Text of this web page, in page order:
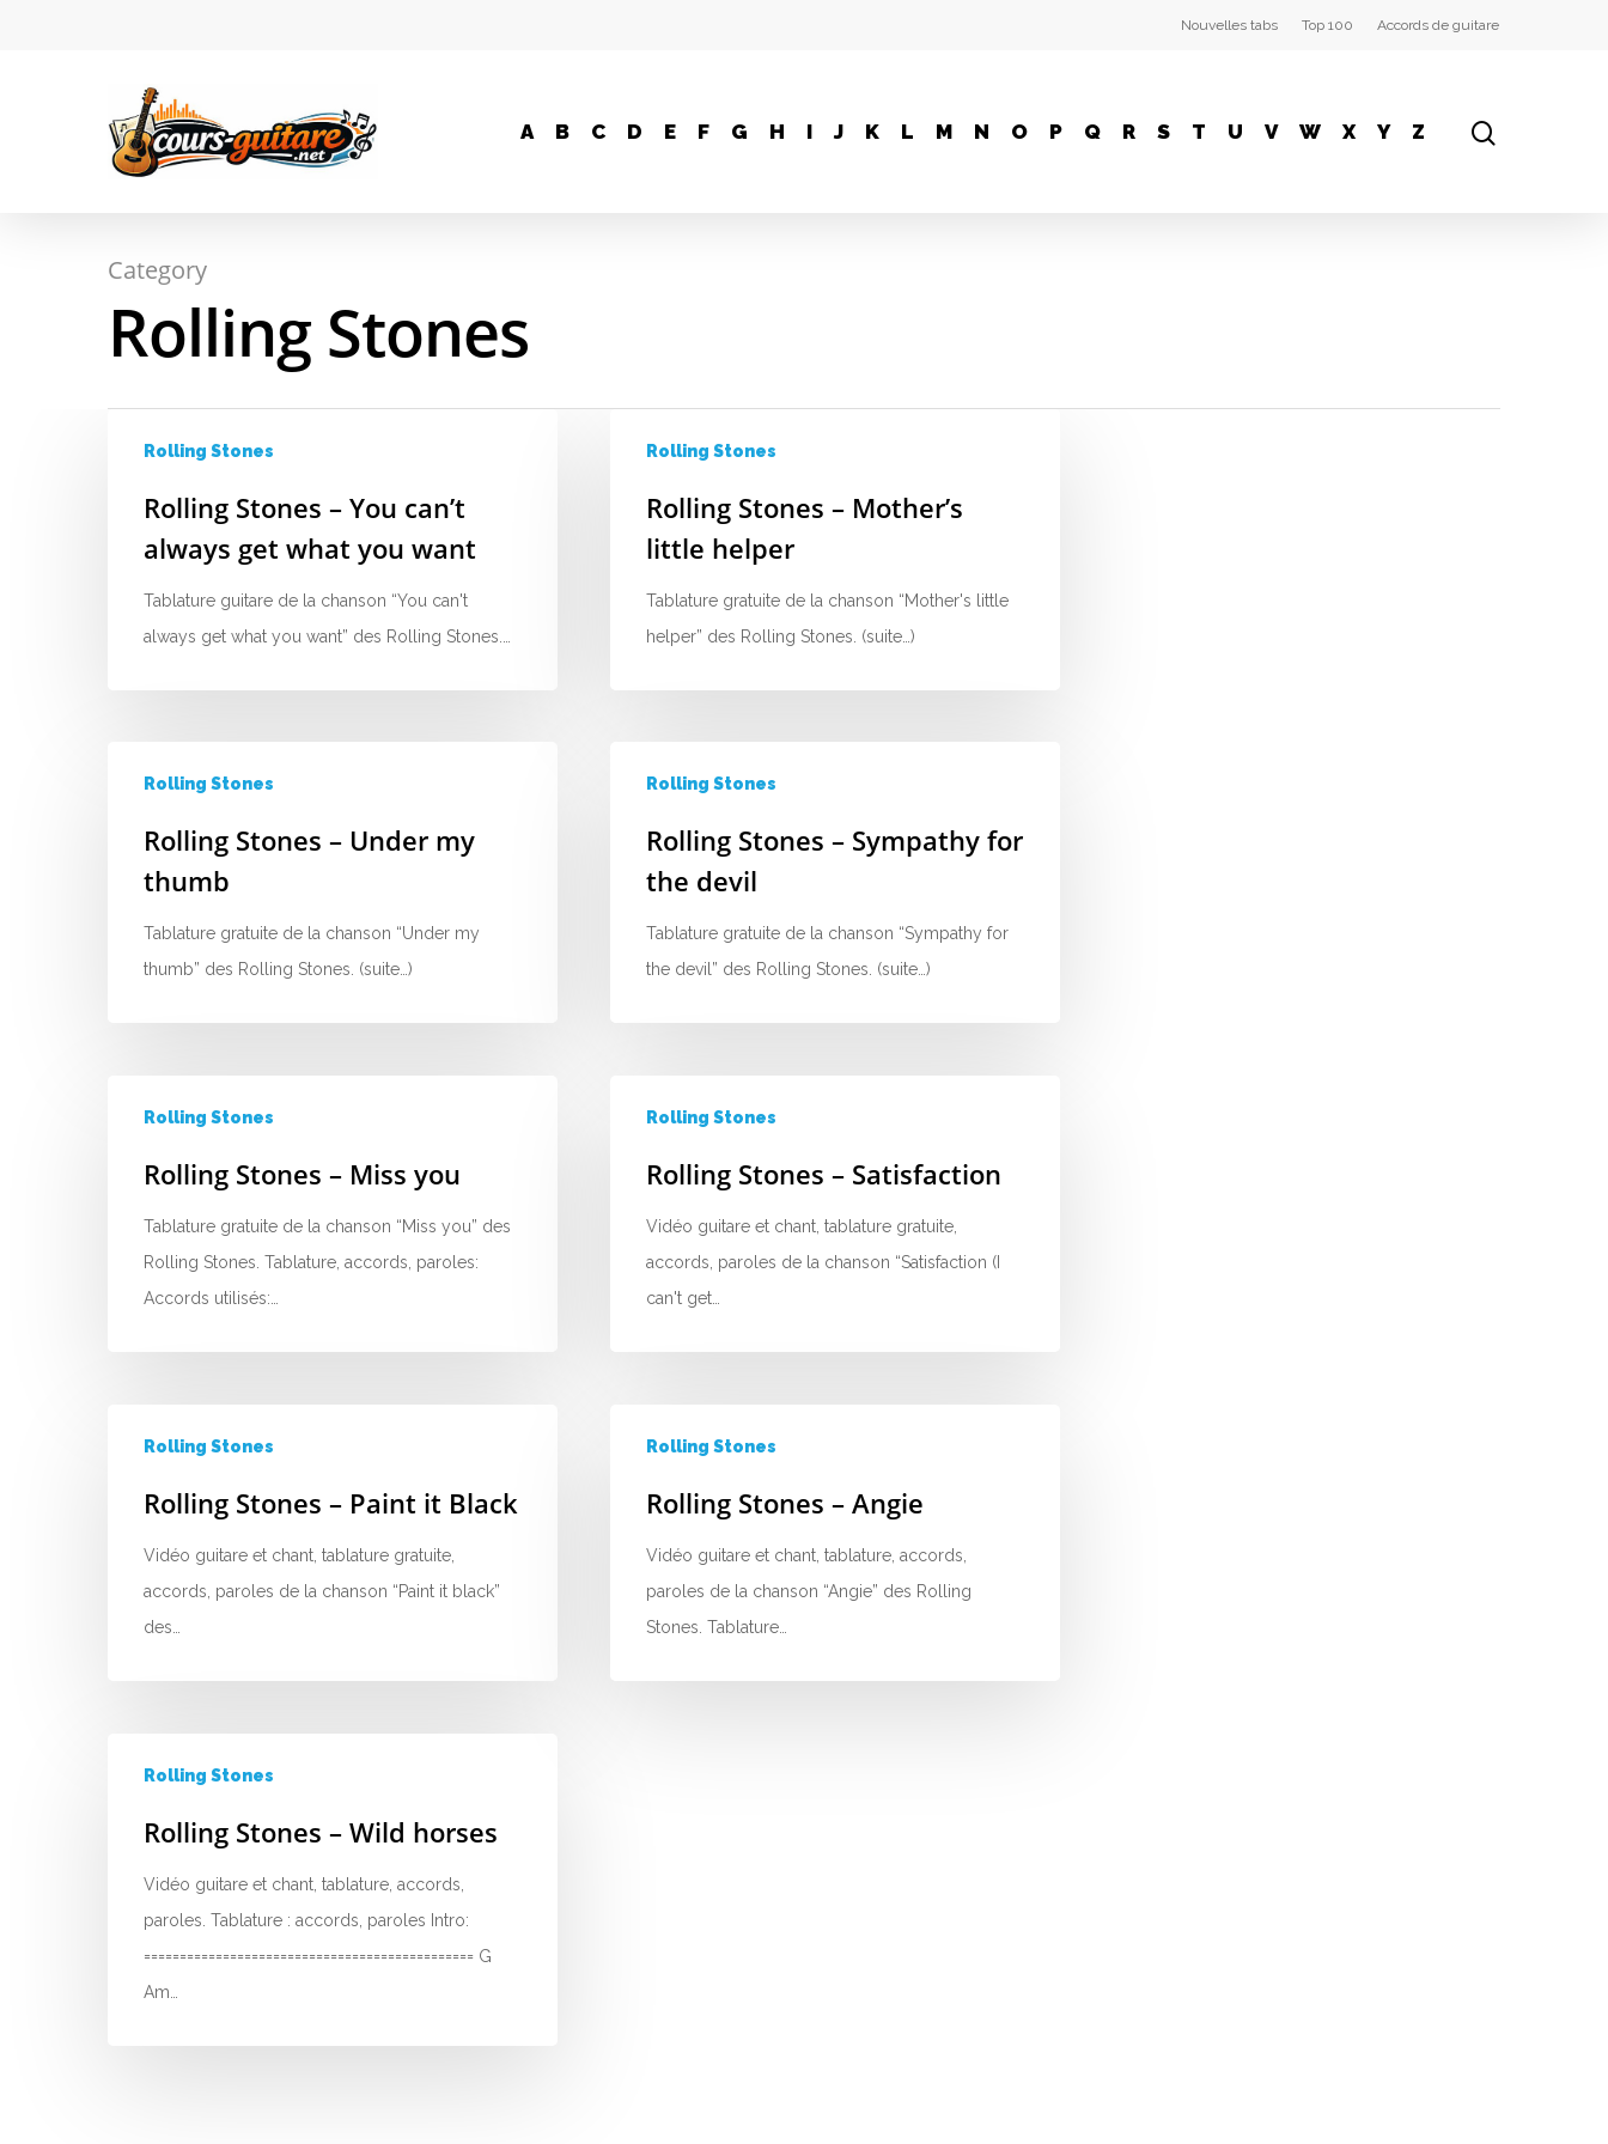
Nouvelles tabs Top 100 Accords de guitare
A B C D E F G H I J K L M N O P Q R S T U V W X Y Z
Category
Rolling Stones
Rolling Stones
Rolling Stones – You can’t
always get what you want
Tablature guitare de la chanson “You can't
always get what you want” des Rolling Stones.…
Rolling Stones
Rolling Stones – Mother’s
little helper
Tablature gratuite de la chanson “Mother's little
helper” des Rolling Stones. (suite…)
Rolling Stones
Rolling Stones – Under my
thumb
Tablature gratuite de la chanson “Under my
thumb” des Rolling Stones. (suite…)
Rolling Stones
Rolling Stones – Sympathy for
the devil
Tablature gratuite de la chanson “Sympathy for
the devil” des Rolling Stones. (suite…)
Rolling Stones
Rolling Stones – Miss you
Tablature gratuite de la chanson “Miss you” des
Rolling Stones. Tablature, accords, paroles:
Accords utilisés:…
Rolling Stones
Rolling Stones – Satisfaction
Vidéo guitare et chant, tablature gratuite,
accords, paroles de la chanson “Satisfaction (I
can't get…
Rolling Stones
Rolling Stones – Paint it Black
Vidéo guitare et chant, tablature gratuite,
accords, paroles de la chanson “Paint it black”
des…
Rolling Stones
Rolling Stones – Angie
Vidéo guitare et chant, tablature, accords,
paroles de la chanson “Angie” des Rolling
Stones. Tablature…
Rolling Stones
Rolling Stones – Wild horses
Vidéo guitare et chant, tablature, accords,
paroles. Tablature : accords, paroles Intro:
============================================== G
Am…